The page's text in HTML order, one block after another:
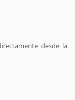
desde la